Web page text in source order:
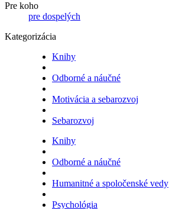
Pre koho
pre dospelých
Kategorizácia
Knihy
Odborné a náučné
Motivácia a sebarozvoj
Sebarozvoj
Knihy
Odborné a náučné
Humanitné a spoločenské vedy
Psychológia